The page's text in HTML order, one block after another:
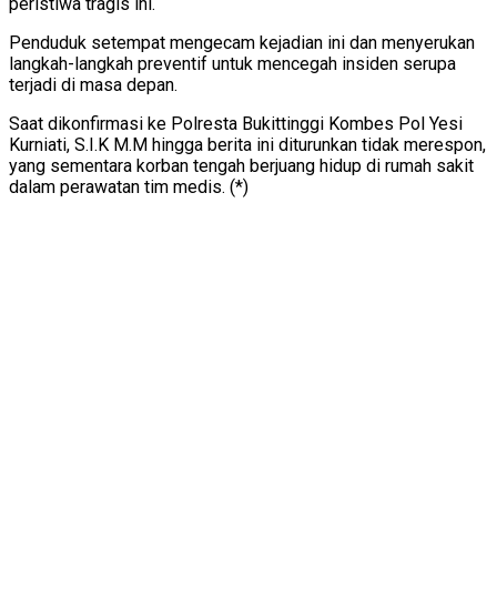
peristiwa tragis ini.
Penduduk setempat mengecam kejadian ini dan menyerukan
langkah-langkah preventif untuk mencegah insiden serupa
terjadi di masa depan.
Saat dikonfirmasi ke Polresta Bukittinggi Kombes Pol Yesi
Kurniati, S.I.K M.M hingga berita ini diturunkan tidak merespon,
yang sementara korban tengah berjuang hidup di rumah sakit
dalam perawatan tim medis. (*)